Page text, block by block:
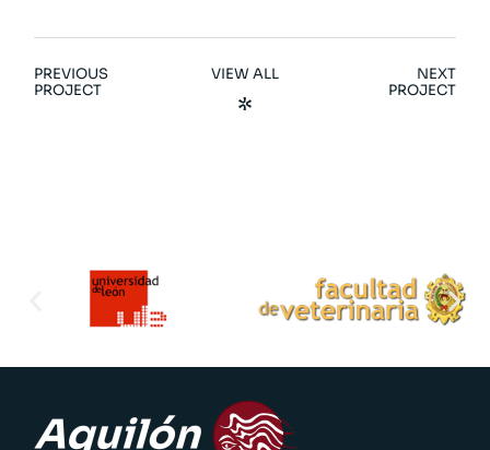
PREVIOUS
PROJECT
VIEW ALL
NEXT
PROJECT